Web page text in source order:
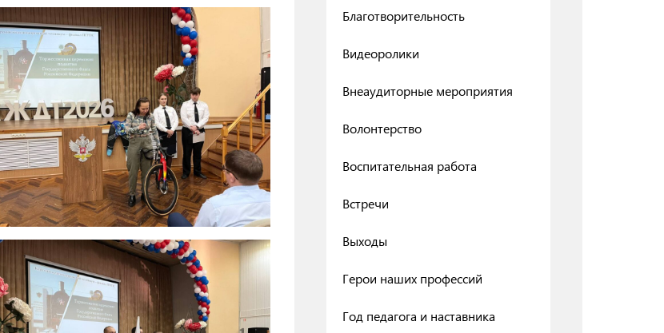
Благотворительность
Видеоролики
Внеаудиторные мероприятия
Волонтерство
Воспитательная работа
Встречи
Выходы
Герои наших профессий
Год педагога и наставника